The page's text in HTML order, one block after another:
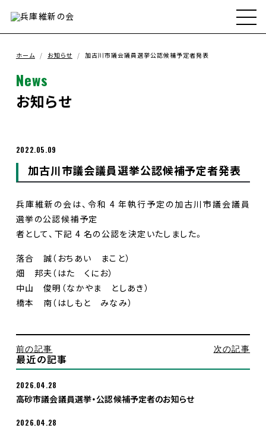
ホーム
兵庫維新の会とは
メンバー
政策実績
お知らせ
支援ボランティア募集
入党希望
News
お知らせ
ホーム お知らせ 加古川市議会議員選挙公認候補予定者発表
2022.05.09
加古川市議会議員選挙公認候補予定者発表
兵庫維新の会は、令和 4 年執行予定の加古川市議会議員
選挙の公認候補予定
者として、下記 4 名の公認を決定いたしました。
落合 誠（おちあい まこと）
畑 邦夫（はた くにお）
中山 俊明（なかやま としあき）
橋本 南（はしもと みなみ）
前の記事 次の記事
最近の記事
2026.04.28
高砂市議会議員選挙・公認候補予定者のお知らせ
2026.04.28